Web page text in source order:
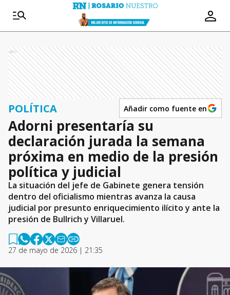
Ads
POLÍTICA Añadir como fuente en
Adorni presentaría su
declaración jurada la semana
próxima en medio de la presión
política y judicial
La situación del jefe de Gabinete genera tensión
dentro del oficialismo mientras avanza la causa
judicial por presunto enriquecimiento ilícito y ante la
presión de Bullrich y Villaruel.
27 de mayo de 2026 | 21:35